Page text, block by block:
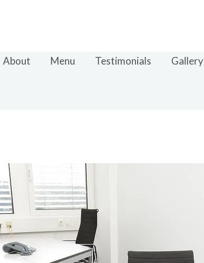
About
Menu Testimonials Gallery